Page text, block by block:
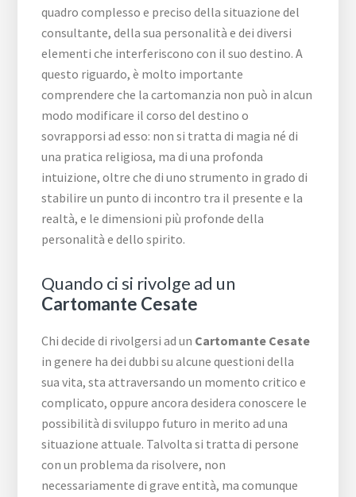
quadro complesso e preciso della situazione del
consultante, della sua personalità e dei diversi
elementi che interferiscono con il suo destino. A
questo riguardo, è molto importante
comprendere che la cartomanzia non può in alcun
modo modificare il corso del destino o
sovrapporsi ad esso: non si tratta di magia né di
una pratica religiosa, ma di una profonda
intuizione, oltre che di uno strumento in grado di
stabilire un punto di incontro tra il presente e la
realtà, e le dimensioni più profonde della
personalità e dello spirito.
Quando ci si rivolge ad un
Cartomante Cesate
Chi decide di rivolgersi ad un Cartomante Cesate
in genere ha dei dubbi su alcune questioni della
sua vita, sta attraversando un momento critico e
complicato, oppure ancora desidera conoscere le
possibilità di sviluppo futuro in merito ad una
situazione attuale. Talvolta si tratta di persone
con un problema da risolvere, non
necessariamente di grave entità, ma comunque